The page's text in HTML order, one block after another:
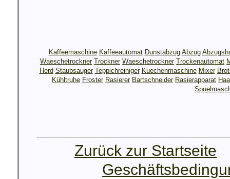
Kaffeemaschine Kaffeeautomat Dunstabzug Abzug
Waeschetrockner Trockner Waeschetrockner Trockenautomat
Herd Staubsauger Teppichreiniger Kuechenmaschine Mixer
Kühltruhe Froster Rasierer Bartschneider Rasierapparat
Zurück zur Startseite